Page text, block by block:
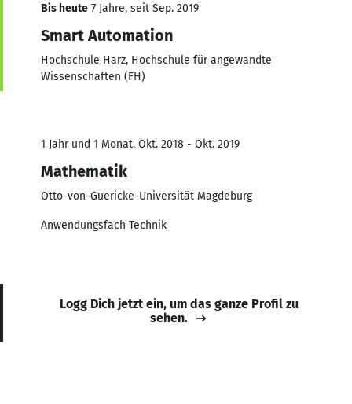
Bis heute 7 Jahre, seit Sep. 2019
Smart Automation
Hochschule Harz, Hochschule für angewandte
Wissenschaften (FH)
1 Jahr und 1 Monat, Okt. 2018 - Okt. 2019
Mathematik
Otto-von-Guericke-Universität Magdeburg
Anwendungsfach Technik
Logg Dich jetzt ein, um das ganze Profil zu
sehen.